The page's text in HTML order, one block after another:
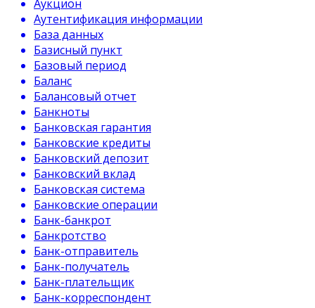
Аукцион
Аутентификация информации
База данных
Базисный пункт
Базовый период
Баланс
Балансовый отчет
Банкноты
Банковская гарантия
Банковские кредиты
Банковский депозит
Банковский вклад
Банковская система
Банковские операции
Банк-банкрот
Банкротство
Банк-отправитель
Банк-получатель
Банк-плательщик
Банк-корреспондент